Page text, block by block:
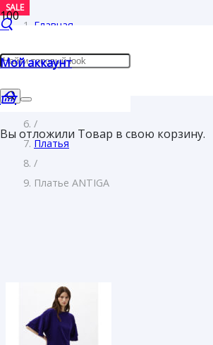
Мой аккаунт
Вы отложили Товар в свою корзину.
Главная
Женщинам
/
Платья
/
Платье ANTIGA
SALE
SALE
SALE
SALE
SALE